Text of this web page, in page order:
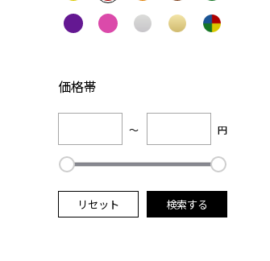
価格帯
～ 円
リセット 検索する